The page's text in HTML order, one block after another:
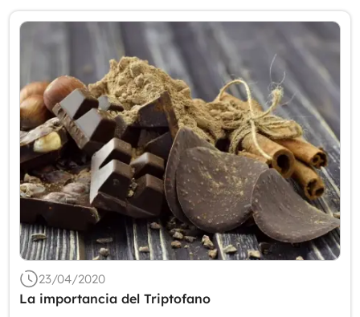
23/04/2020
La importancia del Triptofano